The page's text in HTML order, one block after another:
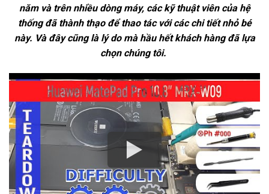
năm và trên nhiều dòng máy, các kỹ thuật viên của hệ
thống đã thành thạo để thao tác với các chi tiết nhỏ bé
này. Và đây cũng là lý do mà hầu hết khách hàng đã lựa
chọn chúng tôi.